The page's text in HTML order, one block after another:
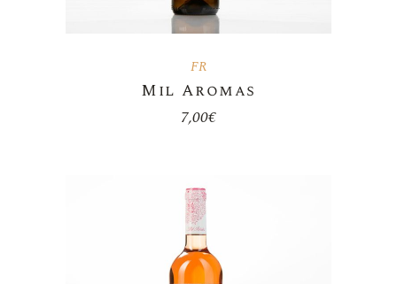
FR
Mil Aromas
7,00€